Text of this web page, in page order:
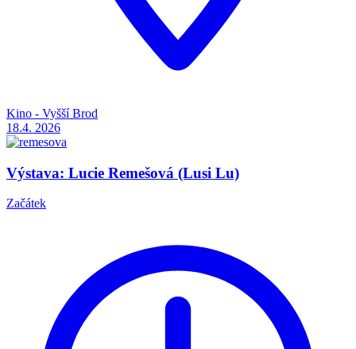
Kino - Vyšší Brod
18.4. 2026
Výstava: Lucie Remešová (Lusi Lu)
Začátek